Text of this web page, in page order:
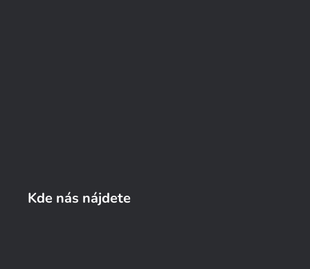
Kde nás nájdete